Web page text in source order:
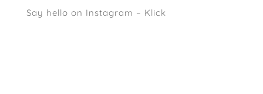
Say hello on Instagram – Klick